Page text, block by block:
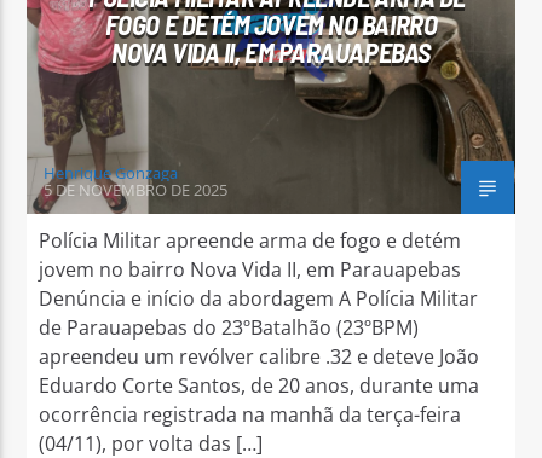
FOGO E DETÉM JOVEM NO BAIRRO
NOVA VIDA II, EM PARAUAPEBAS
Henrique Gonzaga
5 DE NOVEMBRO DE 2025
Polícia Militar apreende arma de fogo e detém
jovem no bairro Nova Vida II, em Parauapebas
Denúncia e início da abordagem A Polícia Militar
de Parauapebas do 23ºBatalhão (23ºBPM)
apreendeu um revólver calibre .32 e deteve João
Eduardo Corte Santos, de 20 anos, durante uma
ocorrência registrada na manhã da terça-feira
(04/11), por volta das […]